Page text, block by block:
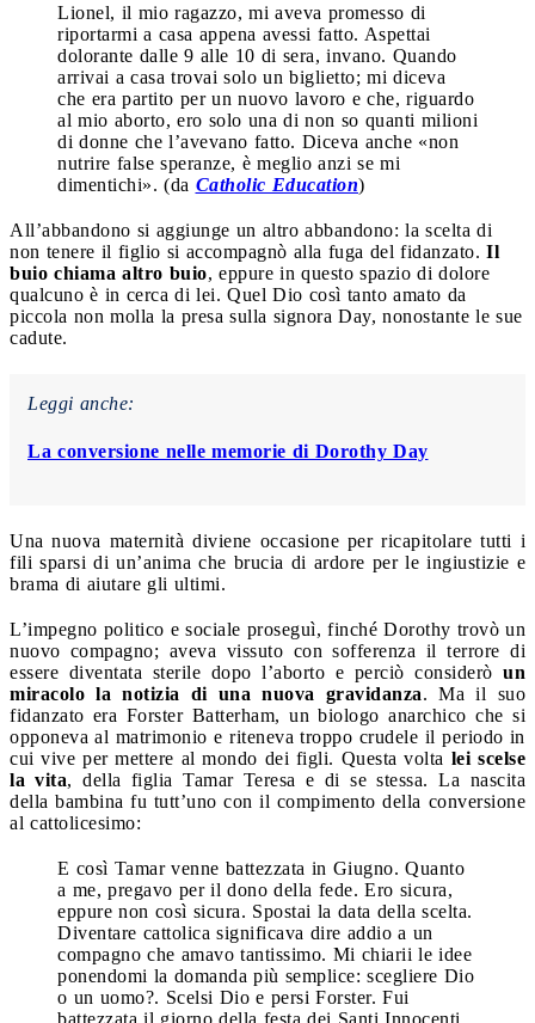
Lionel, il mio ragazzo, mi aveva promesso di
riportarmi a casa appena avessi fatto. Aspettai
dolorante dalle 9 alle 10 di sera, invano. Quando
arrivai a casa trovai solo un biglietto; mi diceva
che era partito per un nuovo lavoro e che, riguardo
al mio aborto, ero solo una di non so quanti milioni
di donne che l’avevano fatto. Diceva anche «non
nutrire false speranze, è meglio anzi se mi
dimentichi». (da Catholic Education)
All’abbandono si aggiunge un altro abbandono: la scelta di
non tenere il figlio si accompagnò alla fuga del fidanzato. Il
buio chiama altro buio, eppure in questo spazio di dolore
qualcuno è in cerca di lei. Quel Dio così tanto amato da
piccola non molla la presa sulla signora Day, nonostante le sue
cadute.
Leggi anche:
La conversione nelle memorie di Dorothy Day
Una nuova maternità diviene occasione per ricapitolare tutti i
fili sparsi di un’anima che brucia di ardore per le ingiustizie e
brama di aiutare gli ultimi.
L’impegno politico e sociale proseguì, finché Dorothy trovò un
nuovo compagno; aveva vissuto con sofferenza il terrore di
essere diventata sterile dopo l’aborto e perciò considerò un
miracolo la notizia di una nuova gravidanza. Ma il suo
fidanzato era Forster Batterham, un biologo anarchico che si
opponeva al matrimonio e riteneva troppo crudele il periodo in
cui vive per mettere al mondo dei figli. Questa volta lei scelse
la vita, della figlia Tamar Teresa e di se stessa. La nascita
della bambina fu tutt’uno con il compimento della conversione
al cattolicesimo:
E così Tamar venne battezzata in Giugno. Quanto
a me, pregavo per il dono della fede. Ero sicura,
eppure non così sicura. Spostai la data della scelta.
Diventare cattolica significava dire addio a un
compagno che amavo tantissimo. Mi chiarii le idee
ponendomi la domanda più semplice: scegliere Dio
o un uomo?. Scelsi Dio e persi Forster. Fui
battezzata il giorno della festa dei Santi Innocenti,